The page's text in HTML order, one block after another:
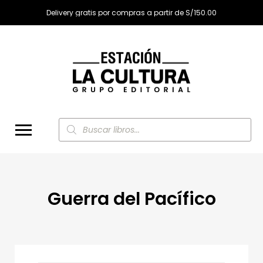
Delivery gratis por compras a partir de S/150.00
Búsqueda
de
productos
Guerra del Pacífico